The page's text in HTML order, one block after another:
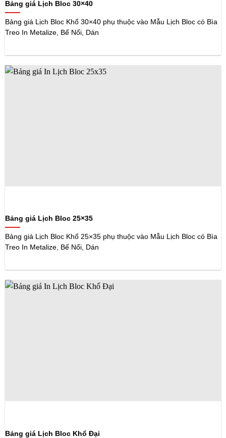
Bảng giá Lịch Bloc 30×40
Bảng giá Lịch Bloc Khổ 30×40 phụ thuộc vào Mẫu Lịch Bloc có Bìa
Treo In Metalize, Bế Nổi, Dán
Bảng giá Lịch Bloc 25×35
Bảng giá Lịch Bloc Khổ 25×35 phụ thuộc vào Mẫu Lịch Bloc có Bìa
Treo In Metalize, Bế Nổi, Dán
Bảng giá Lịch Bloc Khổ Đại